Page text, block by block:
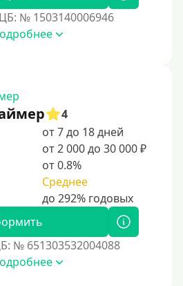
№ 1503140006946
4
от 7 до 18 дней
от 2 000 до 30 000 ₽
от 0.8%
Среднее
№ 651303532004088